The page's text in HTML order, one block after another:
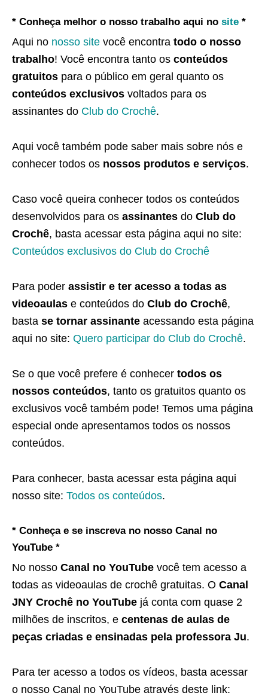
* Conheça melhor o nosso trabalho aqui no site *
Aqui no nosso site você encontra todo o nosso
trabalho! Você encontra tanto os conteúdos
gratuitos para o público em geral quanto os
conteúdos exclusivos voltados para os
assinantes do Club do Crochê.
Aqui você também pode saber mais sobre nós e
conhecer todos os nossos produtos e serviços.
Caso você queira conhecer todos os conteúdos
desenvolvidos para os assinantes do Club do
Crochê, basta acessar esta página aqui no site:
Conteúdos exclusivos do Club do Crochê
Para poder assistir e ter acesso a todas as
videoaulas e conteúdos do Club do Crochê,
basta se tornar assinante acessando esta página
aqui no site: Quero participar do Club do Crochê.
Se o que você prefere é conhecer todos os
nossos conteúdos, tanto os gratuitos quanto os
exclusivos você também pode! Temos uma página
especial onde apresentamos todos os nossos
conteúdos.
Para conhecer, basta acessar esta página aqui
nosso site: Todos os conteúdos.
* Conheça e se inscreva no nosso Canal no
YouTube *
No nosso Canal no YouTube você tem acesso a
todas as videoaulas de crochê gratuitas. O Canal
JNY Crochê no YouTube já conta com quase 2
milhões de inscritos, e centenas de aulas de
peças criadas e ensinadas pela professora Ju.
Para ter acesso a todos os vídeos, basta acessar
o nosso Canal no YouTube através deste link: